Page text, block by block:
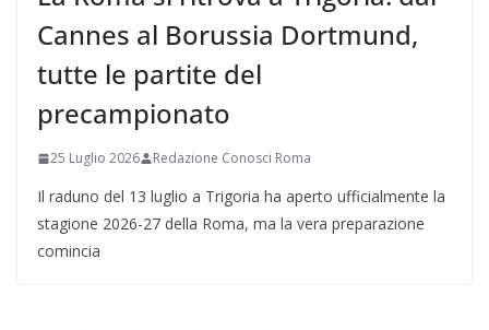
Cannes al Borussia Dortmund,
tutte le partite del
precampionato
25 Luglio 2026 Redazione Conosci Roma
Il raduno del 13 luglio a Trigoria ha aperto ufficialmente la
stagione 2026-27 della Roma, ma la vera preparazione
comincia